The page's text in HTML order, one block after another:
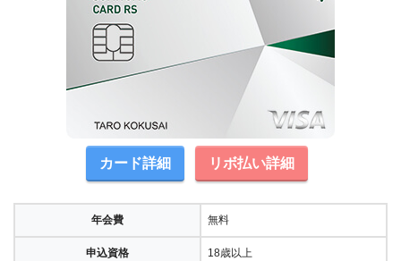
カード詳細 リボ払い詳細
年会費 無料
申込資格 18歳以上